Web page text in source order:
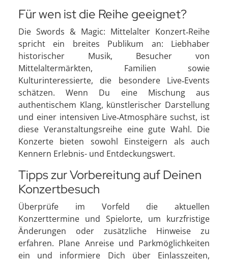
Für wen ist die Reihe geeignet?
Die Swords & Magic: Mittelalter Konzert‑Reihe
spricht ein breites Publikum an: Liebhaber
historischer Musik, Besucher von
Mittelaltermärkten, Familien sowie
Kulturinteressierte, die besondere Live‑Events
schätzen. Wenn Du eine Mischung aus
authentischem Klang, künstlerischer Darstellung
und einer intensiven Live‑Atmosphäre suchst, ist
diese Veranstaltungsreihe eine gute Wahl. Die
Konzerte bieten sowohl Einsteigern als auch
Kennern Erlebnis- und Entdeckungswert.
Tipps zur Vorbereitung auf Deinen
Konzertbesuch
Überprüfe im Vorfeld die aktuellen
Konzerttermine und Spielorte, um kurzfristige
Änderungen oder zusätzliche Hinweise zu
erfahren. Plane Anreise und Parkmöglichkeiten
ein und informiere Dich über Einlasszeiten,